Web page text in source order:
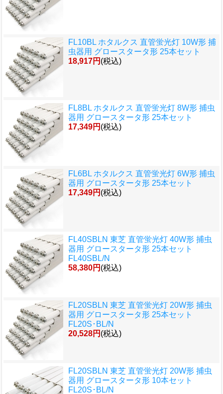
FL10BL ホタルクス 直管蛍光灯 10W形 捕
虫器用 グロースタータ形 25本セット
18,917円 (税込)
FL8BL ホタルクス 直管蛍光灯 8W形 捕虫
器用 グロースタータ形 25本セット
17,349円 (税込)
FL6BL ホタルクス 直管蛍光灯 6W形 捕虫
器用 グロースタータ形 25本セット
17,349円 (税込)
FL40SBLN 東芝 直管蛍光灯 40W形 捕虫
器用 グロースタータ形 25本セット
FL40SBL/N
58,380円 (税込)
FL20SBLN 東芝 直管蛍光灯 20W形 捕虫
器用 グロースタータ形 25本セット
FL20S･BL/N
20,528円 (税込)
FL20SBLN 東芝 直管蛍光灯 20W形 捕虫
器用 グロースタータ形 10本セット
FL20S･BL/N